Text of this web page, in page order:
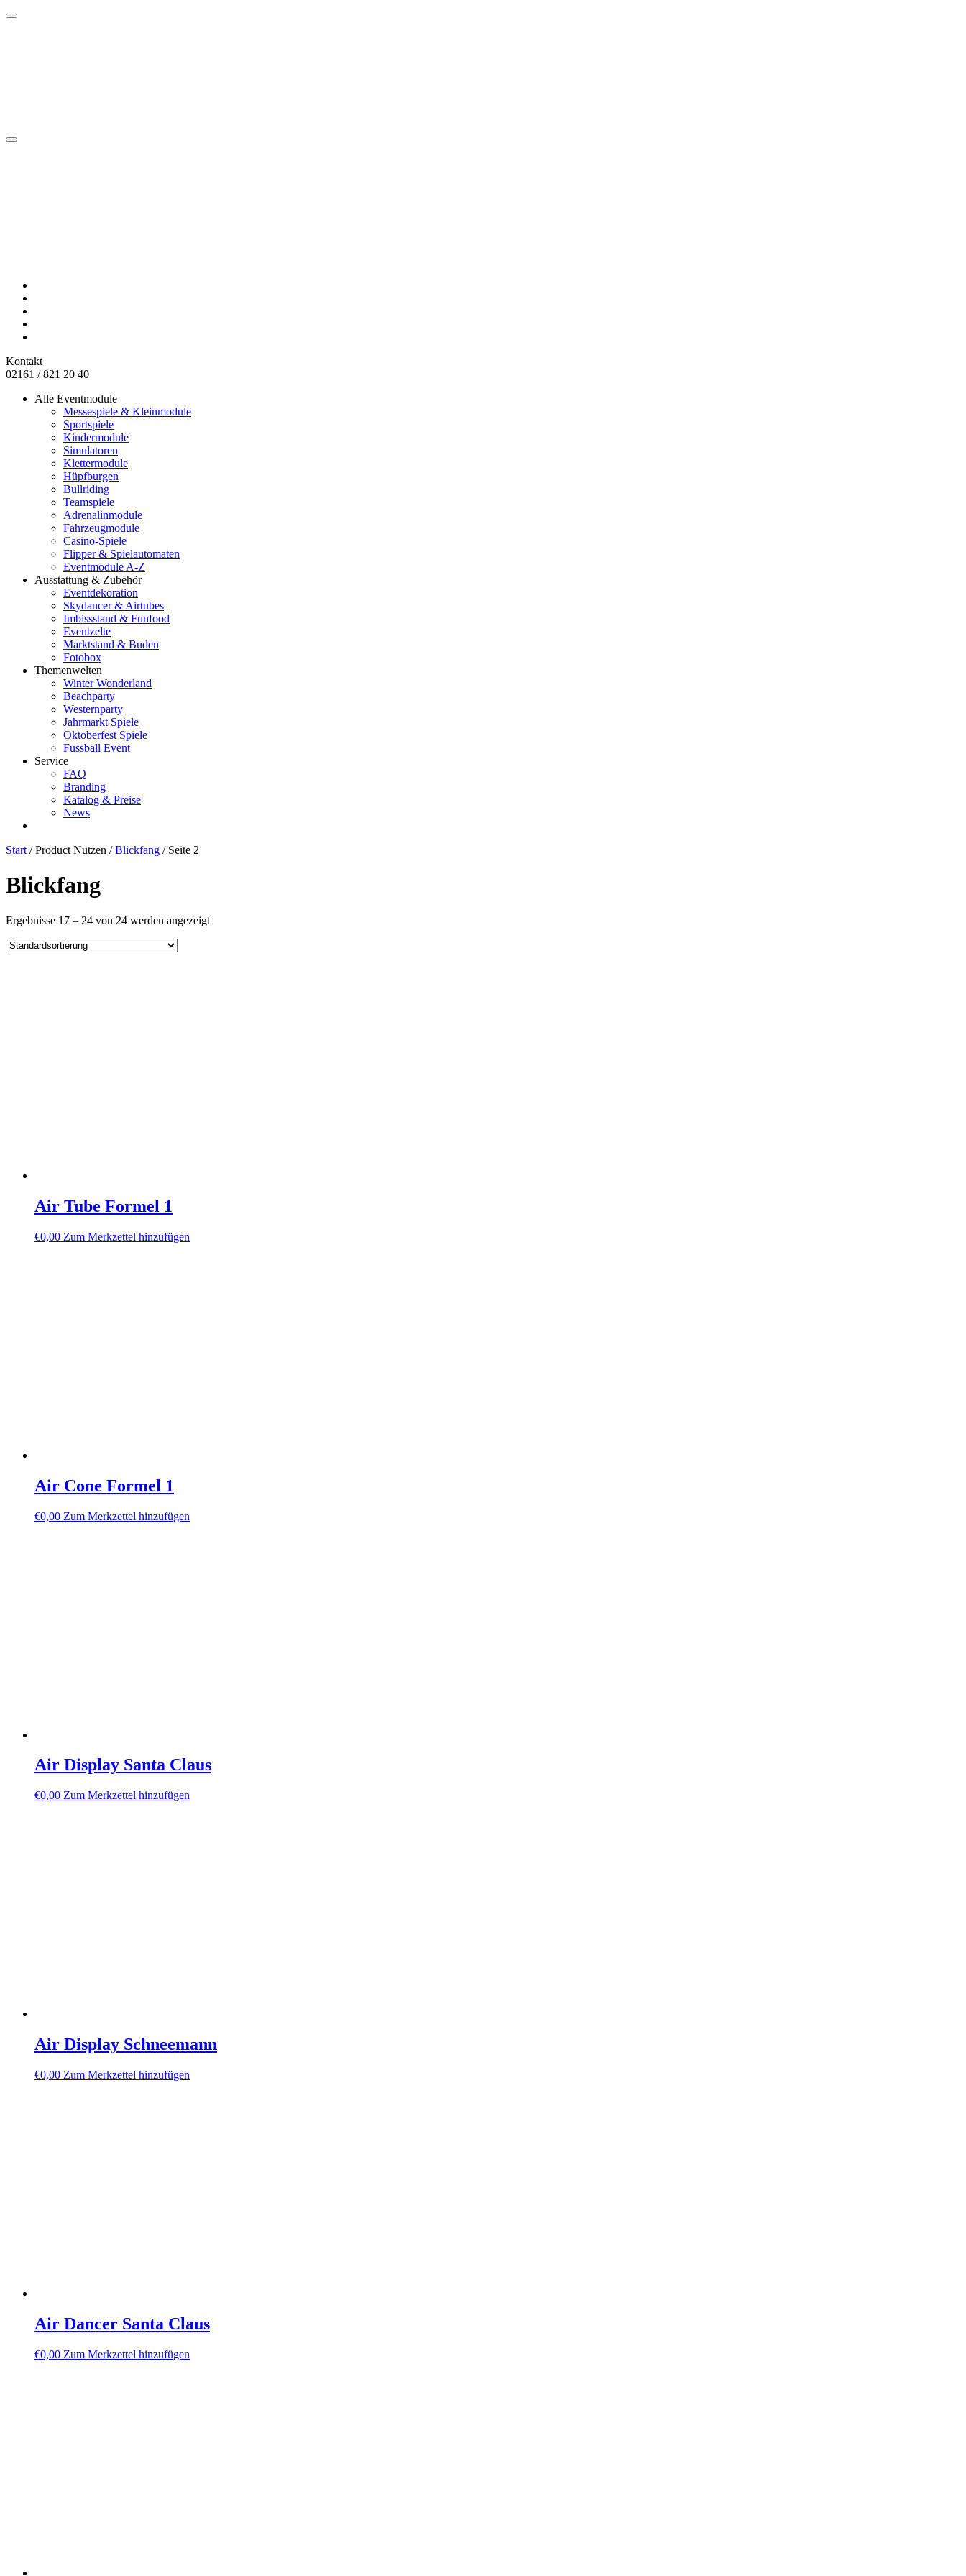
Kontakt
02161 / 821 20 40
Alle Eventmodule
Messespiele & Kleinmodule
Sportspiele
Kindermodule
Simulatoren
Klettermodule
Hüpfburgen
Bullriding
Teamspiele
Adrenalinmodule
Fahrzeugmodule
Casino-Spiele
Flipper & Spielautomaten
Eventmodule A-Z
Ausstattung & Zubehör
Eventdekoration
Skydancer & Airtubes
Imbissstand & Funfood
Eventzelte
Marktstand & Buden
Fotobox
Themenwelten
Winter Wonderland
Beachparty
Westernparty
Jahrmarkt Spiele
Oktoberfest Spiele
Fussball Event
Service
FAQ
Branding
Katalog & Preise
News
Start / Product Nutzen /Blickfang / Seite 2
Blickfang
Ergebnisse 17 – 24 von 24 werden angezeigt
Air Tube Formel 1
€0,00 Zum Merkzettel hinzufügen
Air Cone Formel 1
€0,00 Zum Merkzettel hinzufügen
Air Display Santa Claus
€0,00 Zum Merkzettel hinzufügen
Air Display Schneemann
€0,00 Zum Merkzettel hinzufügen
Air Dancer Santa Claus
€0,00 Zum Merkzettel hinzufügen